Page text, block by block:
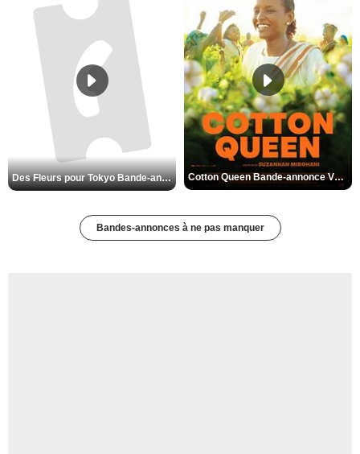
Des Fleurs pour Tokyo Bande-annonce VO STFR Cotton Queen Bande-annonce VO STFR
Bandes-annonces à ne pas manquer